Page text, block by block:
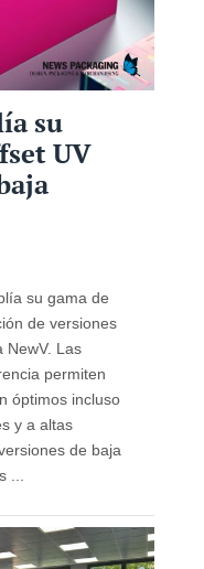
su
UV
su gama de
de versiones
NewV. Las
permiten
óptimos incluso
y a altas
de baja